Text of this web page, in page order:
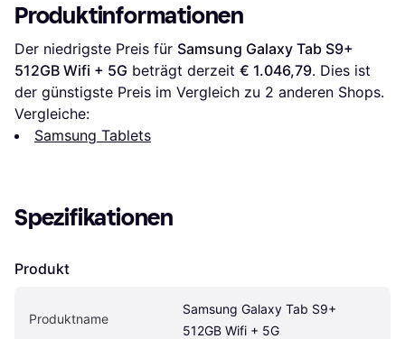
Produktinformationen
Der niedrigste Preis für Samsung Galaxy Tab S9+
512GB Wifi + 5G beträgt derzeit € 1.046,79. Dies ist
der günstigste Preis im Vergleich zu 2 anderen Shops.
Vergleiche:
Samsung Tablets
Spezifikationen
Produkt
Produktname
Samsung Galaxy Tab S9+
512GB Wifi + 5G